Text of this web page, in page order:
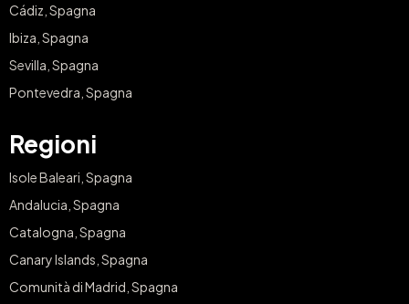
Cádiz, Spagna
Ibiza, Spagna
Sevilla, Spagna
Pontevedra, Spagna
Regioni
Isole Baleari, Spagna
Andalucia, Spagna
Catalogna, Spagna
Canary Islands, Spagna
Comunità di Madrid, Spagna